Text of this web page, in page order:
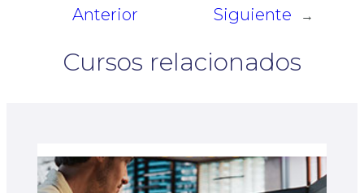
Anterior Siguiente →
Cursos relacionados